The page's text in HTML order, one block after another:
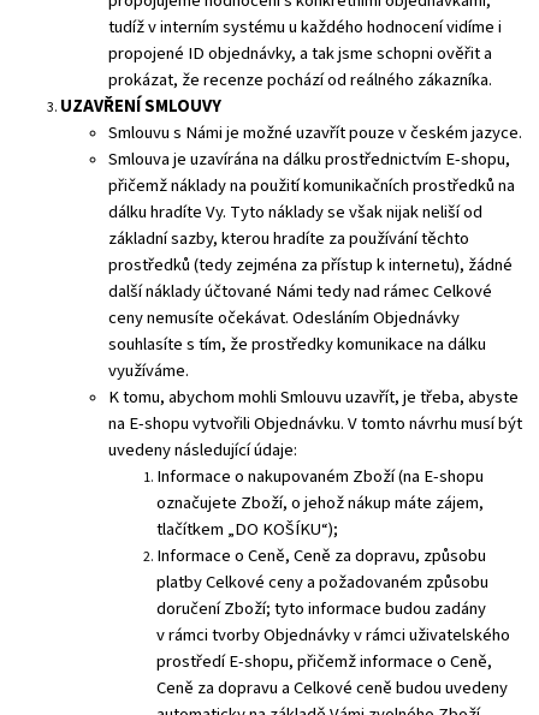
tudíž v interním systému u každého hodnocení vidíme i
propojené ID objednávky, a tak jsme schopni ověřit a
prokázat, že recenze pochází od reálného zákazníka.
UZAVŘENÍ SMLOUVY
Smlouvu s Námi je možné uzavřít pouze v českém jazyce.
Smlouva je uzavírána na dálku prostřednictvím E-shopu,
přičemž náklady na použití komunikačních prostředků na
dálku hradíte Vy. Tyto náklady se však nijak neliší od
základní sazby, kterou hradíte za používání těchto
prostředků (tedy zejména za přístup k internetu), žádné
další náklady účtované Námi tedy nad rámec Celkové
ceny nemusíte očekávat. Odesláním Objednávky
souhlasíte s tím, že prostředky komunikace na dálku
využíváme.
K tomu, abychom mohli Smlouvu uzavřít, je třeba, abyste
na E-shopu vytvořili Objednávku. V tomto návrhu musí být
uvedeny následující údaje:
Informace o nakupovaném Zboží (na E-shopu
označujete Zboží, o jehož nákup máte zájem,
tlačítkem „DO KOŠÍKU“);
Informace o Ceně, Ceně za dopravu, způsobu
platby Celkové ceny a požadovaném způsobu
doručení Zboží; tyto informace budou zadány
v rámci tvorby Objednávky v rámci uživatelského
prostředí E-shopu, přičemž informace o Ceně,
Ceně za dopravu a Celkové ceně budou uvedeny